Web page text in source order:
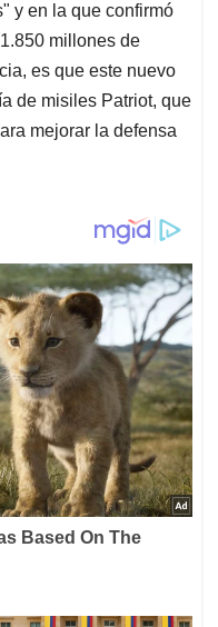
y en la que confirmó
millones de
es que este nuevo
de misiles Patriot, que
mejorar la defensa